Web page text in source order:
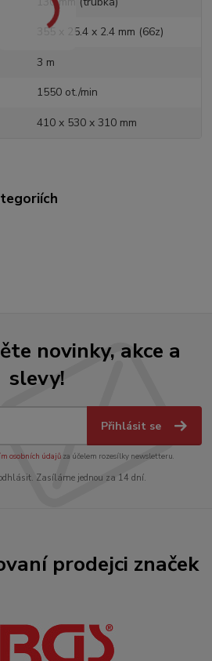
355 x 25.4 x 2.4 mm (66z)
3 m
1550 ot./min
410 x 530 x 310 mm
novinky, akce a
slevy!
Přihlásit se
osobních údajůza účelem rozesílky newsletteru.
Zasíláme jednou za 14 dní.
prodejci značek